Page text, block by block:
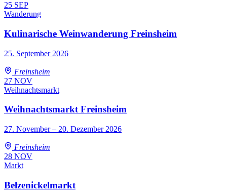
25 SEP
Wanderung
Kulinarische Weinwanderung Freinsheim
25. September 2026
Freinsheim
27 NOV
Weihnachtsmarkt
Weihnachtsmarkt Freinsheim
27. November – 20. Dezember 2026
Freinsheim
28 NOV
Markt
Belzenickelmarkt